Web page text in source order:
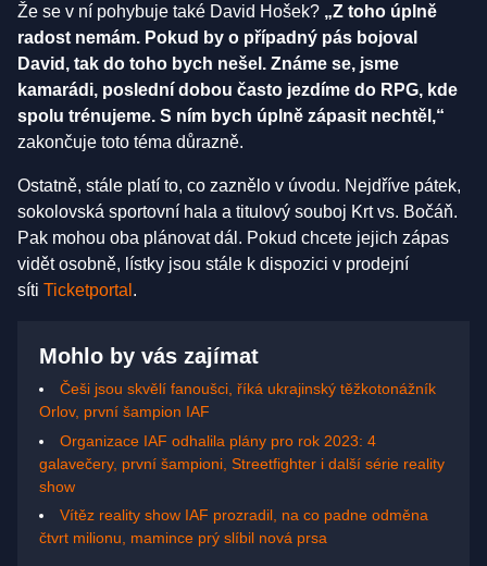
Že se v ní pohybuje také David Hošek? „Z toho úplně
radost nemám. Pokud by o případný pás bojoval
David, tak do toho bych nešel. Známe se, jsme
kamarádi, poslední dobou často jezdíme do RPG, kde
spolu trénujeme. S ním bych úplně zápasit nechtěl,“
zakončuje toto téma důrazně.
Ostatně, stále platí to, co zaznělo v úvodu. Nejdříve pátek,
sokolovská sportovní hala a titulový souboj Krt vs. Bočáň.
Pak mohou oba plánovat dál. Pokud chcete jejich zápas
vidět osobně, lístky jsou stále k dispozici v prodejní
síti Ticketportal .
Mohlo by vás zajímat
Češi jsou skvělí fanoušci, říká ukrajinský těžkotonážník
Orlov, první šampion IAF
Organizace IAF odhalila plány pro rok 2023: 4
galavečery, první šampioni, Streetfighter i další série reality
show
Vítěz reality show IAF prozradil, na co padne odměna
čtvrt milionu, mamince prý slíbil nová prsa